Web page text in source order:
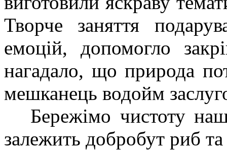
Творче заняття
емоцій, допомогло
нагадало, що природа
мешканець водойм
Бережімо чистоту
залежить добробут риб